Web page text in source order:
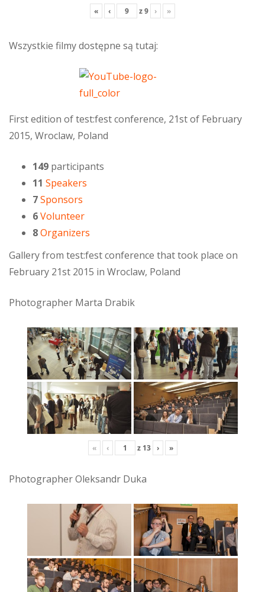
« ‹ z9 › »
Wszystkie filmy dostępne są tutaj:
First edition of test:fest conference, 21st of February
2015, Wroclaw, Poland
149 participants
11 Speakers
7Sponsors
6Volunteer
8Organizers
Gallery from test:fest conference that took place on
February 21st 2015 in Wroclaw, Poland
Photographer Marta Drabik
« ‹ z 13 › »
Photographer Oleksandr Duka